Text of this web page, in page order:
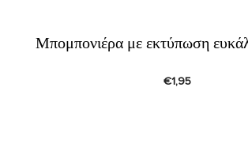
Μπομπονιέρα με εκτύπωση
€1,95